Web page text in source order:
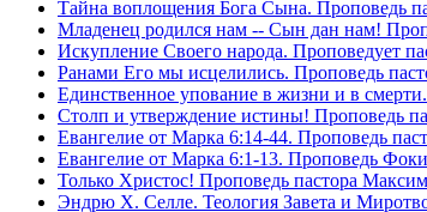
Тайна воплощения Бога Сына. Проповедь
Младенец родился нам -- Сын дан нам!
Искупление Своего народа. Проповедует
Ранами Его мы исцелились. Проповедь
Единственное упование в жизни и в
Столп и утверждение истины! Проповедь
Евангелие от Марка 6:14-44. Проповедь
Евангелие от Марка 6:1-13. Проповедь
Только Христос! Проповедь пастора
Эндрю Х. Селле. Теология Завета и